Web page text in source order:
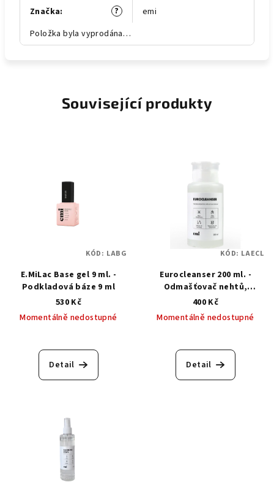
?
Značka:
emi
Položka byla vyprodána…
Související produkty
E.MiLac Base gel 9 ml. -
Podkladová báze 9 ml
530 Kč
Momentálně nedostupné
hodnocení
produktu
hvězdiček.
Detail
KÓD: LABG
Eurocleanser 200 ml. -
Odmašťovač nehtů,
odstraňovač výpotku
400 Kč
Momentálně nedostupné
hodnocení
produktu
Detail
KÓD: LAECL